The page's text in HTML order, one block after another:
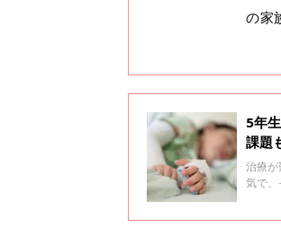
の家
5年
課題
治療
気で